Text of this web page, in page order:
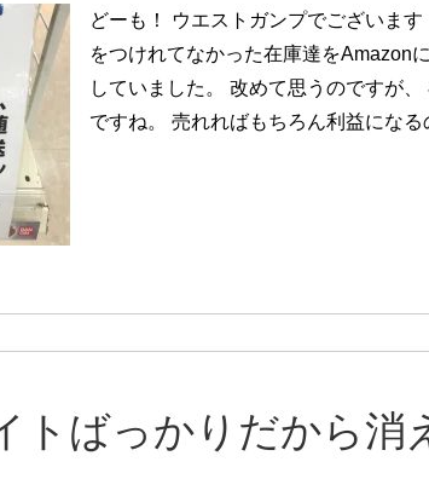
どーも！ ウエストガンプでございま
をつけれてなかった在庫達をAmazon
していました。 改めて思うのですが
ですね。 売れればもちろん利益になる
トばっかりだから消